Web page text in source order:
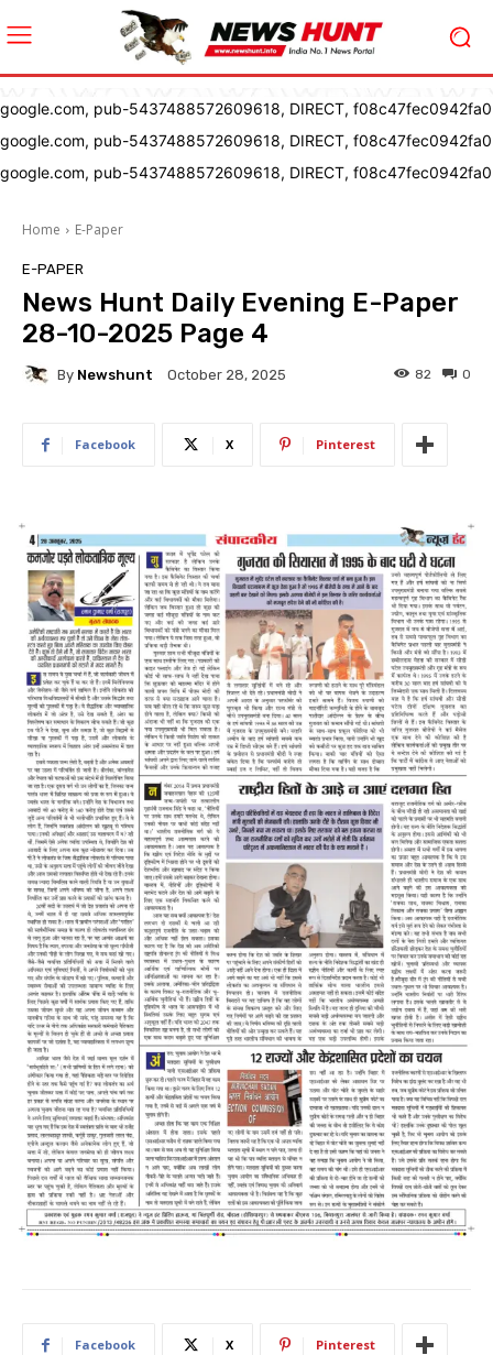
google.com, pub-5437488572609618, DIRECT, f08c47fec0942fa0
google.com, pub-5437488572609618, DIRECT, f08c47fec0942fa0
google.com, pub-5437488572609618, DIRECT, f08c47fec0942fa0
Home E-Paper
E-PAPER
News Hunt Daily Evening E-Paper
28-10-2025 Page 4
By Newshunt October 28, 2025 0
82
Facebook X Pinterest
Facebook X Pinterest